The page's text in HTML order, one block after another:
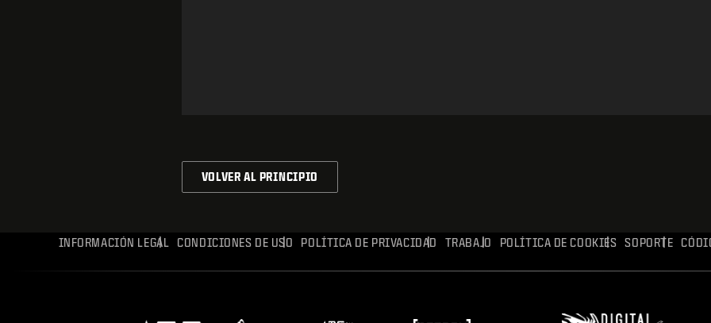
VOLVER AL PRINCIPIO
INFORMACIÓN LEGAL CONDICIONES DE USO POLÍTICA DE PRIVACIDAD TRABAJO POLÍTICA DE COOKIES SOPORTE